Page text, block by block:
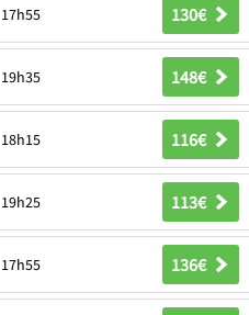
17h55 130€
19h35 148€
18h15 116€
19h25 113€
17h55 136€